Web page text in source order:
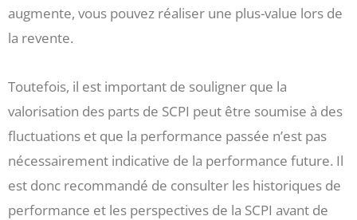
augmente, vous pouvez réaliser une plus-value lors de
la revente.
Toutefois, il est important de souligner que la
valorisation des parts de SCPI peut être soumise à des
fluctuations et que la performance passée n’est pas
nécessairement indicative de la performance future. Il
est donc recommandé de consulter les historiques de
performance et les perspectives de la SCPI avant de